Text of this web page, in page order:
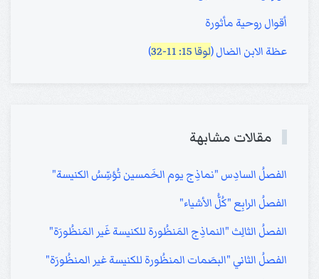
أقوال روحية مأثورة
عظة الابن الضال (لوقا 15: 11-32 )
مقالات مشابهة
الفصلُ السادِس "نماذِج يوم الخَمسين تُؤسِّسُ الكنيسة"
الفصلُ الرابِع "كُلُّ الأشياء"
الفصلُ الثالِث "النماذِج المَنظُورة للكنيسة غَير المَنظُورَة"
الفصلُ الثاني "البصَمات المنظُورة للكنيسة غير المنظُورَة"